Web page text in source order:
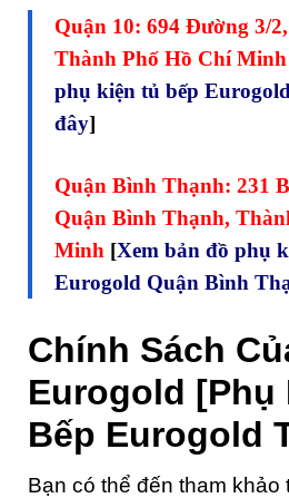
Quận 10: 694 Đường 3/
Thành Phố Hồ Chí Minh
phụ kiện tủ bếp
đây]
Quận Bình Thạnh: 231
Quận Bình Thạnh,
Minh [Xem bản đồ phụ
Eurogold Quận Bình
Chính Sách
Eurogold [Phụ
Bếp Eurogold
Bạn có thể đến tham khảo